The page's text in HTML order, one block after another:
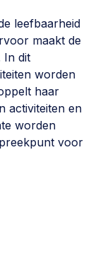
maken >
>
leefbaarheid
maakt de
In dit
worden
haar
activiteiten en
worden
voor